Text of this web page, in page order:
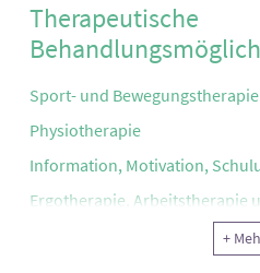
Therapeutische
Sport- und Bewegungstherapie
Physiotherapie
Information, Motivation,
Ergotherapie, Arbeitstherapie
+